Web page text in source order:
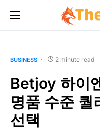
BUSINESS 2 minute read
Betjoy 하이
명품 수준 퀄
선택